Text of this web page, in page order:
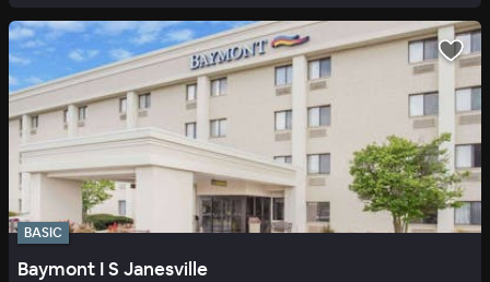
BASIC
Baymont I S Janesville